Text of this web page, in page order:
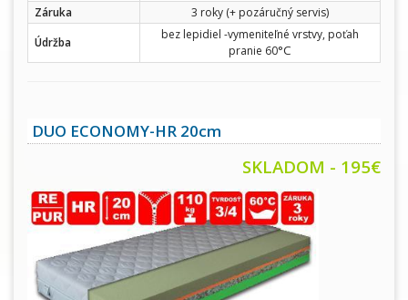
Záruka
3 roky (+ pozáručný servis)
Údržba
bez lepidiel -vymeniteľné vrstvy, poťah
pranie 60°C
DUO ECONOMY-HR 20cm
SKLADOM - 195€